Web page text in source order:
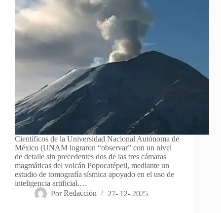
Científicos de la Universidad Nacional Autónoma de
México (UNAM lograron “observar” con un nivel
de detalle sin precedentes dos de las tres cámaras
magmáticas del volcán Popocatépetl, mediante un
estudio de tomografía sísmica apoyado en el uso de
inteligencia artificial.…
Por Redacción 27- 12- 2025